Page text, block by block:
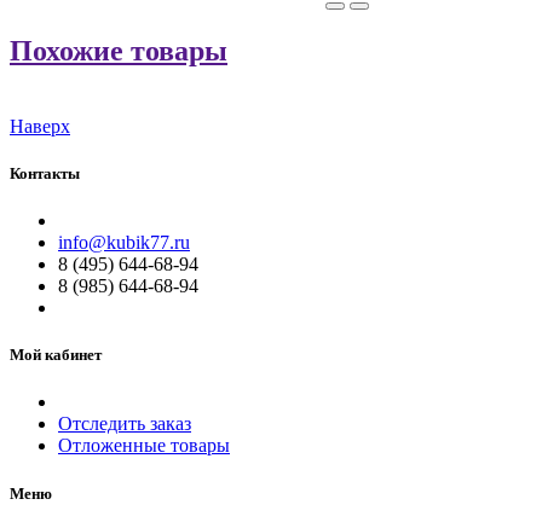
Похожие товары
Наверх
Контакты
info@kubik77.ru
8 (495) 644-68-94
8 (985) 644-68-94
Мой кабинет
Отследить заказ
Отложенные товары
Меню